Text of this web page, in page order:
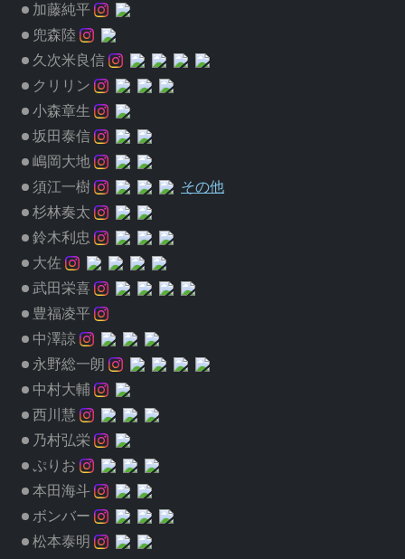
加藤純平
兜森陸
久次米良信
クリリン
小森章生
坂田泰信
嶋岡大地
須江一樹
その他
杉林奏太
鈴木利忠
大佐
武田栄喜
豊福凌平
中澤諒
永野総一朗
中村大輔
西川慧
乃村弘栄
ぷりお
本田海斗
ボンバー
松本泰明